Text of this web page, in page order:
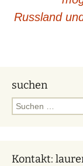
Russland
suchen
Suchen
nach:
Kontakt: